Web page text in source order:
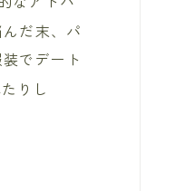
だ末、パ
でデート
りし